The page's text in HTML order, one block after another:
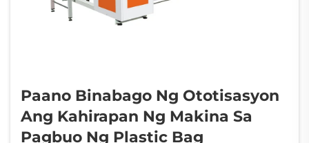
Paano Binabago Ng Ototisasyon
Ang Kahirapan Ng Makina Sa
Pagbuo Ng Plastic Bag